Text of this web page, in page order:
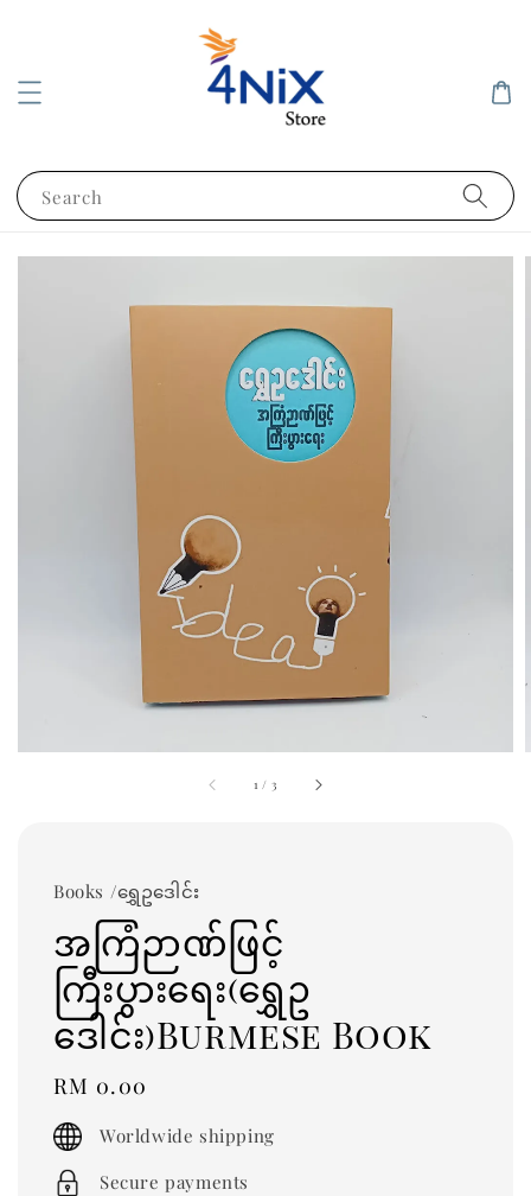
Search
1 / 3
Books /ရွှေဥဒေါင်း
အကြံဉာဏ်ဖြင့်
ကြီးပွားရေး(ရွှေဥ
ဒေါင်း)Burmese Book
Regular
price
RM 0.00
Worldwide shipping
Secure payments